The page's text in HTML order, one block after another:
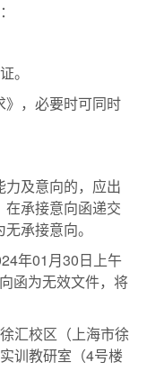
。
》，必要时可同时
及意向的，应出
承接意向函递交
承接意向。
年01月30日上午
函为无效文件，将
汇校区（上海市徐
训教研室（4号楼